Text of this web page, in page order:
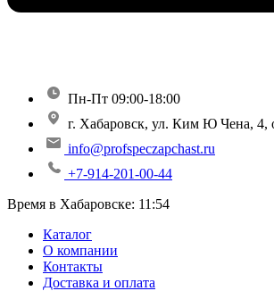
Пн-Пт 09:00-18:00
г. Хабаровск, ул. Ким Ю Чена, 4,
info@profspeczapchast.ru
+7-914-201-00-44
Время в Хабаровске: 11:54
Каталог
О компании
Контакты
Доставка и оплата